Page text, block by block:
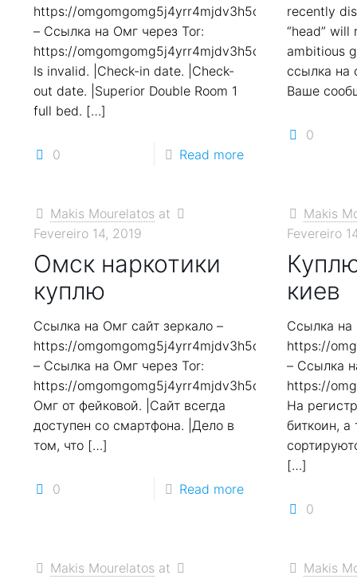
https://
– Ссылка на Омг через Tor:
https://
Is invalid. |Check-in date. |Check-
out date. |Superior Double Room 1
full bed. […]
0 Read more
recently
“head”
ambitious
ссылка на
Ваше
0
Makis Mourelatos at
Fevereiro 14, 2019
Омск наркотики
куплю
Ссылка на Омг сайт зеркало –
https://
– Ссылка на Омг через Tor:
https://
Омг от фейковой. |Сайт всегда
доступен со смартфона. |Дело в
том, что[…]
0 Read more
Makis
Fevereiro
киев
Ссылка на
https://
– Ссылка
https://
На
биткоин,
[…]
0
Makis Mourelatos at
Makis